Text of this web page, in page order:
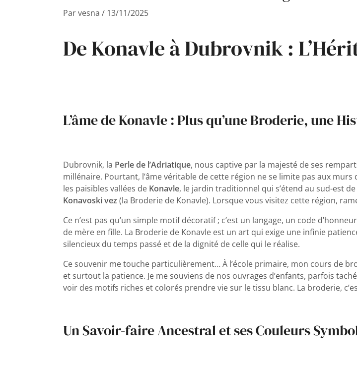
Parvesna / 13/11/2025
De Konavle à Dubrovnik :
L’âme de Konavle : Plus qu’une Broderie, une
Dubrovnik, la Perle de l’Adriatique, nous captive par la majesté de ses
millénaire. Pourtant, l’âme véritable de cette région ne se limite pas aux
les paisibles vallées de Konavle, le jardin traditionnel qui s’étend au sud-est
Konavoski vez (la Broderie de Konavle). Lorsque vous visitez cette région,
Ce n’est pas qu’un simple motif décoratif ; c’est un langage, un code
de mère en fille. La Broderie de Konavle est un art qui exige une infinie
silencieux du temps passé et de la dignité de celle qui le réalise.
Ce souvenir me touche particulièrement… À l’école primaire, mon cours de
et surtout la patience. Je me souviens de nos ouvrages d’enfants, parfois
voir des motifs riches et colorés prendre vie sur le tissu blanc. La broderie,
Un Savoir-faire Ancestral et ses Couleurs